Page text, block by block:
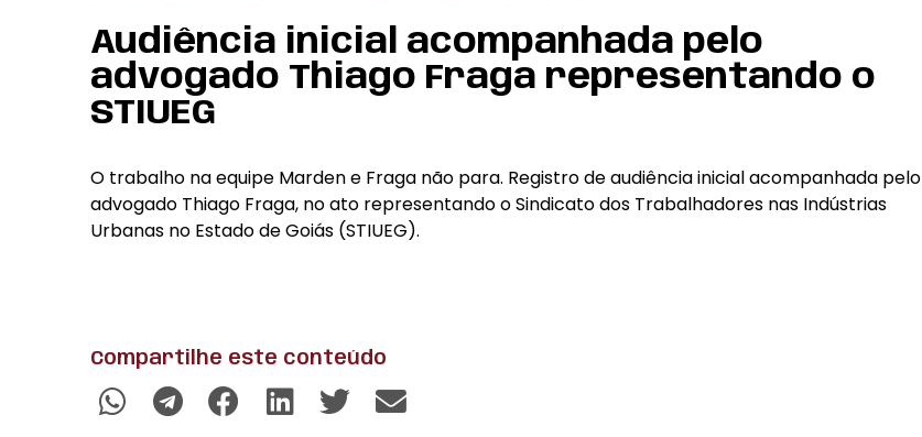
Audiência inicial acompanhada pelo
advogado Thiago Fraga representando o
STIUEG
O trabalho na equipe Marden e Fraga não para. Registro de audiência inicial acompanhada pelo
advogado Thiago Fraga, no ato representando o Sindicato dos Trabalhadores nas Indústrias
Urbanas no Estado de Goiás (STIUEG).
Compartilhe este conteúdo